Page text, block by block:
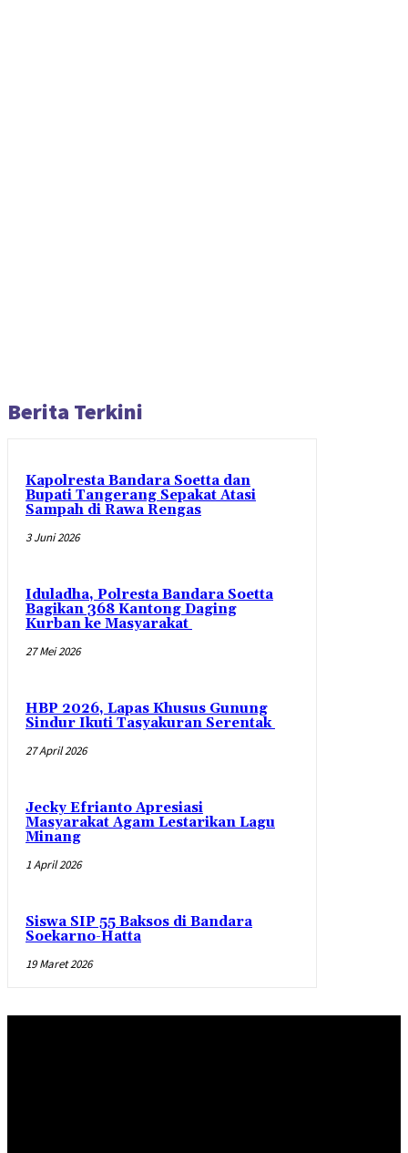
Berita Terkini
Kapolresta Bandara Soetta dan
Bupati Tangerang Sepakat Atasi
Sampah di Rawa Rengas
3 Juni 2026
Iduladha, Polresta Bandara Soetta
Bagikan 368 Kantong Daging
Kurban ke Masyarakat
27 Mei 2026
HBP 2026, Lapas Khusus Gunung
Sindur Ikuti Tasyakuran Serentak
27 April 2026
Jecky Efrianto Apresiasi
Masyarakat Agam Lestarikan Lagu
Minang
1 April 2026
Siswa SIP 55 Baksos di Bandara
Soekarno-Hatta
19 Maret 2026